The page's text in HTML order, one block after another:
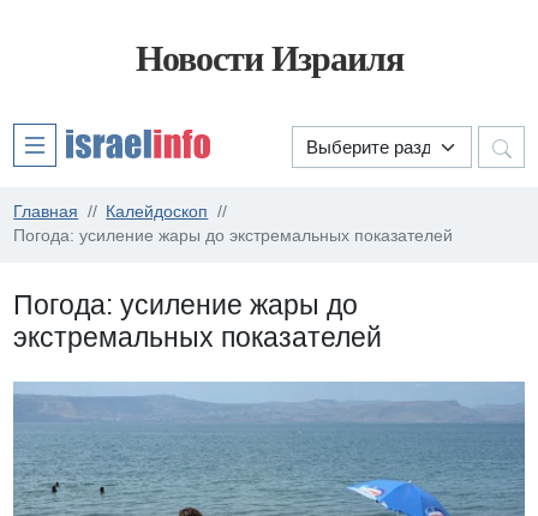
Новости Израиля
Главная
Калейдоскоп
Погода: усиление жары до экстремальных показателей
Погода: усиление жары до
экстремальных показателей